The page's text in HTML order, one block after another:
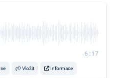
6:17
Vložit Informace